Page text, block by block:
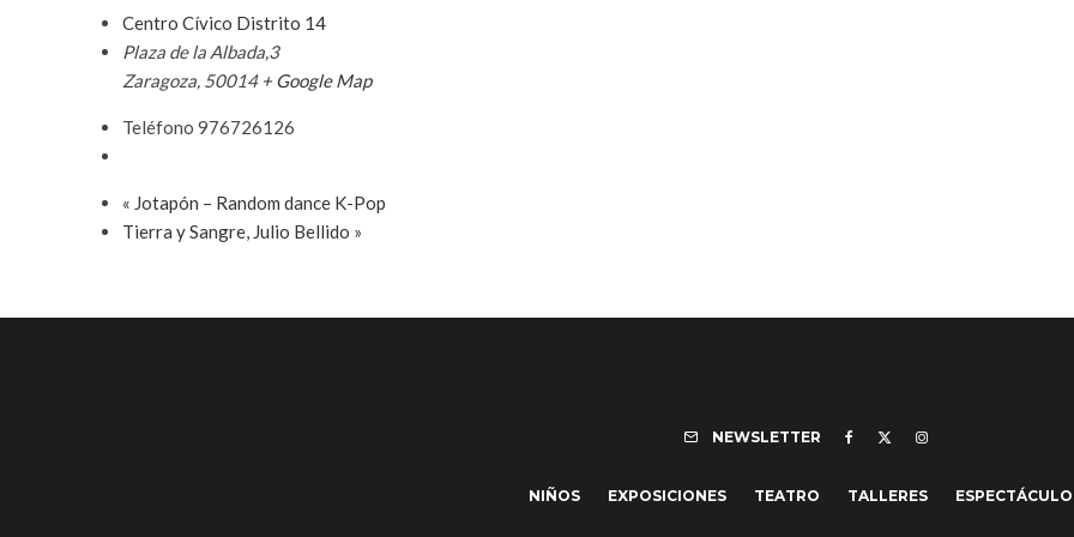
Centro Cívico Distrito 14
Plaza de la Albada,3
Zaragoza, 50014 + Google Map
Teléfono 976726126
« Jotapón – Random dance K-Pop
Tierra y Sangre, Julio Bellido »
NEWSLETTER
NIÑOS EXPOSICIONES TEATRO TALLERES